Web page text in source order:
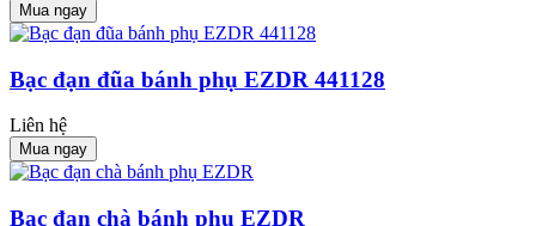
Mua ngay
Bạc đạn đũa bánh phụ EZDR 441128
Liên hệ
Mua ngay
Bạc đạn chà bánh phụ EZDR